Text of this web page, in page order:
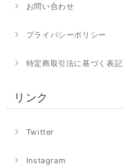
お問い合わせ
プライバシーポリシー
特定商取引法に基づく表記
リンク
Twitter
Instagram